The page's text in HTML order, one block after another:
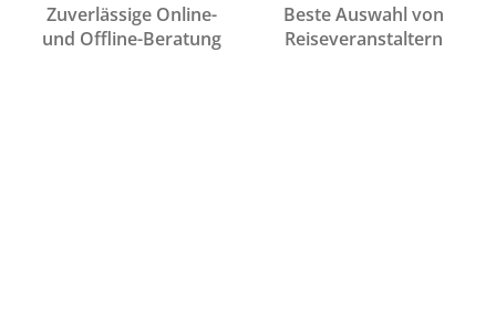
Zuverlässige Online-
und Offline-Beratung
Beste Auswahl von
Reiseveranstaltern